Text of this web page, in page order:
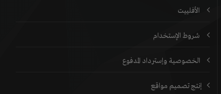
الأفلييت
شروط الإستخدام
الخصوصية وإسترداد المدفوع
إنتج تصميم مواقع